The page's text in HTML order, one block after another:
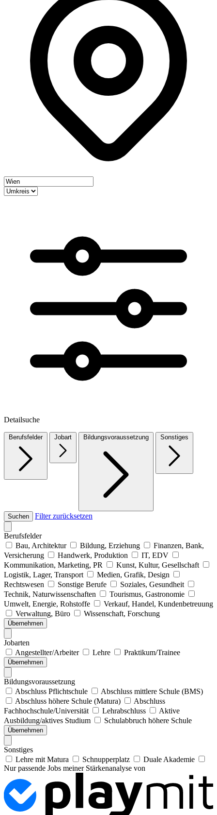
Detailsuche
Berufsfelder Jobart Bildungsvoraussetzung Sonstiges
Suchen Filter zurücksetzen
Berufsfelder
Bau, Architektur
Bildung, Erziehung
Finanzen, Bank,
Versicherung
Handwerk, Produktion
IT, EDV
Kommunikation, Marketing, PR
Kunst, Kultur, Gesellschaft
Logistik, Lager, Transport
Medien, Grafik, Design
Rechtswesen
Sonstige Berufe
Soziales, Gesundheit
Technik, Naturwissenschaften
Tourismus, Gastronomie
Umwelt, Energie, Rohstoffe
Verkauf, Handel, Kundenbetreuung
Verwaltung, Büro
Wissenschaft, Forschung
Übernehmen
Jobarten
Angestellter/Arbeiter
Lehre Praktikum/Trainee
Übernehmen
Bildungsvoraussetzung
Abschluss Pflichtschule
Abschluss mittlere Schule (BMS)
Abschluss höhere Schule (Matura)
Abschluss
Fachhochschule/Universität
Lehrabschluss
Aktive
Ausbildung/aktives Studium
Schulabbruch höhere Schule
Übernehmen
Sonstiges
Lehre mit Matura
Schnupperplatz
Duale Akademie
Nur passende Jobs meiner Stärkenanalyse von